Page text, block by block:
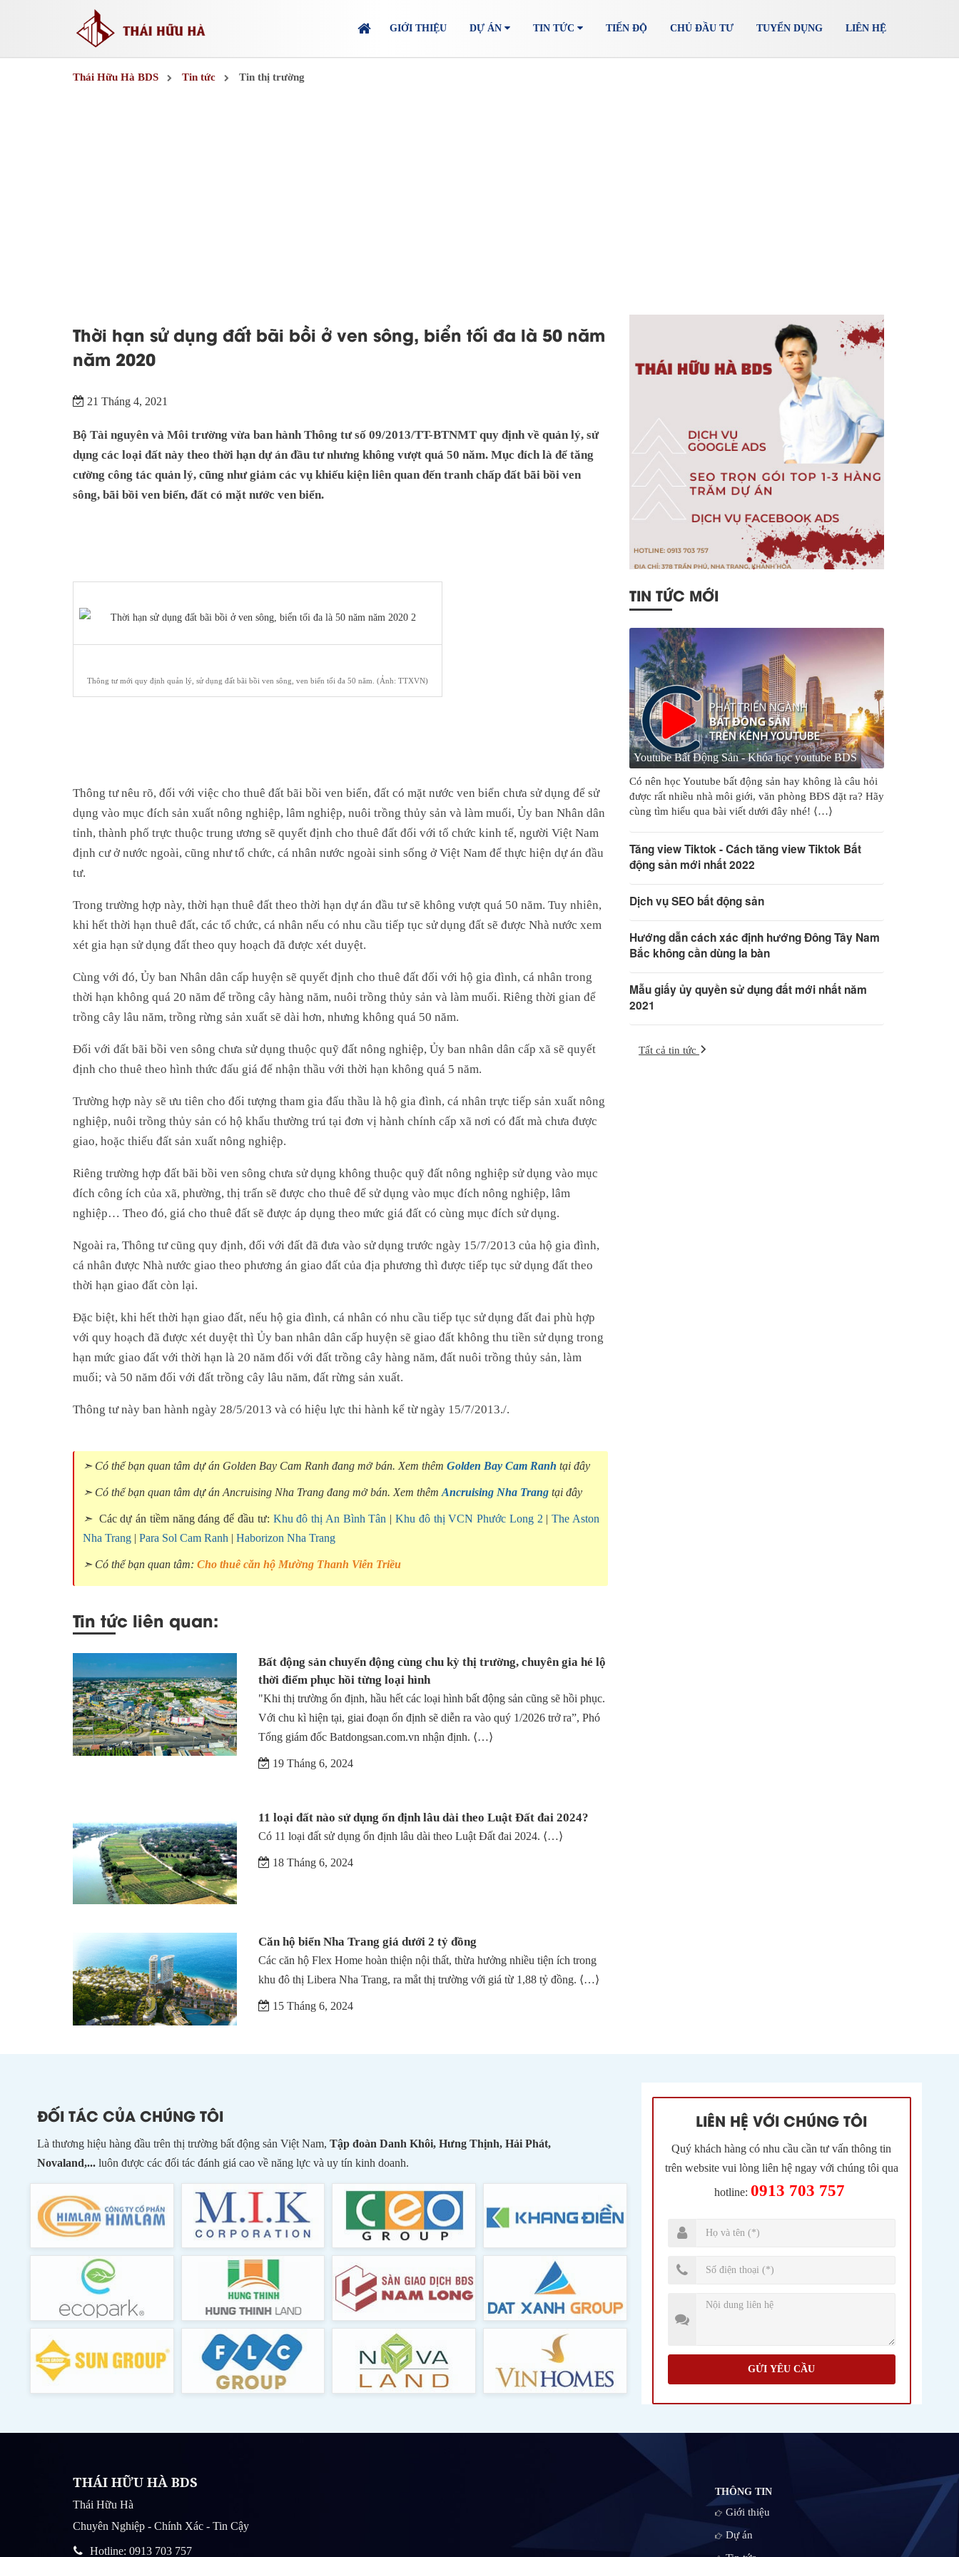
GIỚI THIỆU DỰ ÁN TIN TỨC TIẾN ĐỘ CHỦ ĐẦU TƯ TUYỂN DỤNG LIÊN HỆ
Thái Hữu Hà BDS Tin tức Tin thị trường
Thời hạn sử dụng đất bãi bồi ở ven sông, biển tối đa là 50 năm
năm 2020
21 Tháng 4, 2021
Bộ Tài nguyên và Môi trường vừa ban hành Thông tư số 09/2013/TT-BTNMT quy định về quản lý, sử
dụng các loại đất này theo thời hạn dự án đầu tư nhưng không vượt quá 50 năm. Mục đích là để tăng
cường công tác quản lý, cũng như giảm các vụ khiếu kiện liên quan đến tranh chấp đất bãi bồi ven
sông, bãi bồi ven biển, đất có mặt nước ven biển.
Thông tư mới quy định quản lý, sử dụng đất bãi bồi ven sông, ven biển tối đa 50 năm. (Ảnh: TTXVN)
Thông tư nêu rõ, đối với việc cho thuê đất bãi bồi ven biển, đất có mặt nước ven biển chưa sử dụng để sử
dụng vào mục đích sản xuất nông nghiệp, lâm nghiệp, nuôi trồng thủy sản và làm muối, Ủy ban Nhân dân
tỉnh, thành phố trực thuộc trung ương sẽ quyết định cho thuê đất đối với tổ chức kinh tế, người Việt Nam
định cư ở nước ngoài, cũng như tổ chức, cá nhân nước ngoài sinh sống ở Việt Nam để thực hiện dự án đầu
tư.
Trong trường hợp này, thời hạn thuê đất theo thời hạn dự án đầu tư sẽ không vượt quá 50 năm. Tuy nhiên,
khi hết thời hạn thuê đất, các tổ chức, cá nhân nếu có nhu cầu tiếp tục sử dụng đất sẽ được Nhà nước xem
xét gia hạn sử dụng đất theo quy hoạch đã được xét duyệt.
Cùng với đó, Ủy ban Nhân dân cấp huyện sẽ quyết định cho thuê đất đối với hộ gia đình, cá nhân trong
thời hạn không quá 20 năm để trồng cây hàng năm, nuôi trồng thủy sản và làm muối. Riêng thời gian để
trồng cây lâu năm, trồng rừng sản xuất sẽ dài hơn, nhưng không quá 50 năm.
Đối với đất bãi bồi ven sông chưa sử dụng thuộc quỹ đất nông nghiệp, Ủy ban nhân dân cấp xã sẽ quyết
định cho thuê theo hình thức đấu giá để nhận thầu với thời hạn không quá 5 năm.
Trường hợp này sẽ ưu tiên cho đối tượng tham gia đấu thầu là hộ gia đình, cá nhân trực tiếp sản xuất nông
nghiệp, nuôi trồng thủy sản có hộ khẩu thường trú tại đơn vị hành chính cấp xã nơi có đất mà chưa được
giao, hoặc thiếu đất sản xuất nông nghiệp.
Riêng trường hợp đất bãi bồi ven sông chưa sử dụng không thuộc quỹ đất nông nghiệp sử dụng vào mục
đích công ích của xã, phường, thị trấn sẽ được cho thuê để sử dụng vào mục đích nông nghiệp, lâm
nghiệp… Theo đó, giá cho thuê đất sẽ được áp dụng theo mức giá đất có cùng mục đích sử dụng.
Ngoài ra, Thông tư cũng quy định, đối với đất đã đưa vào sử dụng trước ngày 15/7/2013 của hộ gia đình,
cá nhân được Nhà nước giao theo phương án giao đất của địa phương thì được tiếp tục sử dụng đất theo
thời hạn giao đất còn lại.
Đặc biệt, khi hết thời hạn giao đất, nếu hộ gia đình, cá nhân có nhu cầu tiếp tục sử dụng đất đai phù hợp
với quy hoạch đã được xét duyệt thì Ủy ban nhân dân cấp huyện sẽ giao đất không thu tiền sử dụng trong
hạn mức giao đất với thời hạn là 20 năm đối với đất trồng cây hàng năm, đất nuôi trồng thủy sản, làm
muối; và 50 năm đối với đất trồng cây lâu năm, đất rừng sản xuất.
Thông tư này ban hành ngày 28/5/2013 và có hiệu lực thi hành kể từ ngày 15/7/2013./.
➣ Có thể bạn quan tâm dự án Golden Bay Cam Ranh đang mở bán. Xem thêm Golden Bay Cam Ranh tại đây
➣ Có thể bạn quan tâm dự án Ancruising Nha Trang đang mở bán. Xem thêm Ancruising Nha Trang tại đây
➣ Các dự án tiềm năng đáng để đầu tư: Khu đô thị An Bình Tân |Khu đô thị VCN Phước Long 2 |The Aston
Nha Trang | Para Sol Cam Ranh | Haborizon Nha Trang
➣ Có thể bạn quan tâm: Cho thuê căn hộ Mường Thanh Viễn Triều
Tin tức liên quan:
Bất động sản chuyển động cùng chu kỳ thị trường, chuyên gia hé lộ
thời điểm phục hồi từng loại hình
"Khi thị trường ổn định, hầu hết các loại hình bất động sản cũng sẽ hồi phục.
Với chu kì hiện tại, giai đoạn ổn định sẽ diễn ra vào quý 1/2026 trở ra”, Phó
Tổng giám đốc Batdongsan.com.vn nhận định. ⟨…⟩
19 Tháng 6, 2024
11 loại đất nào sử dụng ổn định lâu dài theo Luật Đất đai 2024?
Có 11 loại đất sử dụng ổn định lâu dài theo Luật Đất đai 2024. ⟨…⟩
18 Tháng 6, 2024
Căn hộ biển Nha Trang giá dưới 2 tỷ đồng
Các căn hộ Flex Home hoàn thiện nội thất, thừa hưởng nhiều tiện ích trong
khu đô thị Libera Nha Trang, ra mắt thị trường với giá từ 1,88 tỷ đồng. ⟨…⟩
15 Tháng 6, 2024
TIN TỨC MỚI
Youtube Bất Động Sản - Khóa học youtube BDS
Có nên học Youtube bất động sản hay không là câu hỏi
được rất nhiều nhà môi giới, văn phòng BĐS đặt ra? Hãy
cùng tìm hiểu qua bài viết dưới đây nhé! ⟨…⟩
Tăng view Tiktok - Cách tăng view Tiktok Bất
động sản mới nhất 2022
Dịch vụ SEO bất động sản
Hướng dẫn cách xác định hướng Đông Tây Nam
Bắc không cần dùng la bàn
Mẫu giấy ủy quyền sử dụng đất mới nhất năm
2021
Tất cả tin tức
ĐỐI TÁC CỦA CHÚNG TÔI
Là thương hiệu hàng đầu trên thị trường bất động sản Việt Nam, Tập đoàn Danh Khôi, Hưng Thịnh, Hải Phát,
Novaland,... luôn được các đối tác đánh giá cao về năng lực và uy tín kinh doanh.
LIÊN HỆ VỚI CHÚNG TÔI
Quý khách hàng có nhu cầu cần tư vấn thông tin
trên website vui lòng liên hệ ngay với chúng tôi qua
hotline: 0913 703 757
GỬI YÊU CẦU
THÁI HỮU HÀ BDS
Thái Hữu Hà
Chuyên Nghiệp - Chính Xác - Tin Cậy
Hotline: 0913 703 757
THÔNG TIN
Giới thiệu
Dự án